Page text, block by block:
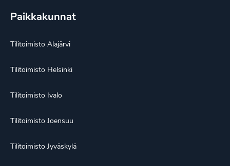
Paikkakunnat
Tilitoimisto Alajärvi
Tilitoimisto Helsinki
Tilitoimisto Ivalo
Tilitoimisto Joensuu
Tilitoimisto Jyväskylä